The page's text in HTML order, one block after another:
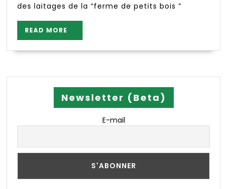
des laitages de la “ferme de petits bois ”
READ MORE
MORE
Newsletter (Beta)
E-mail